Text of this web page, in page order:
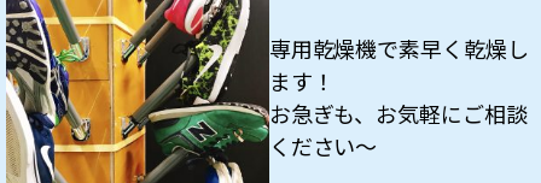
専用乾燥機で素早く乾燥し
ます！
お急ぎも、お気軽にご相談
ください～